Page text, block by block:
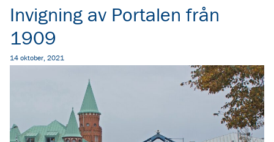
Invigning av Portalen från
1909
14 oktober, 2021